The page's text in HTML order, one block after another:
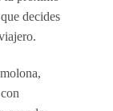
decides